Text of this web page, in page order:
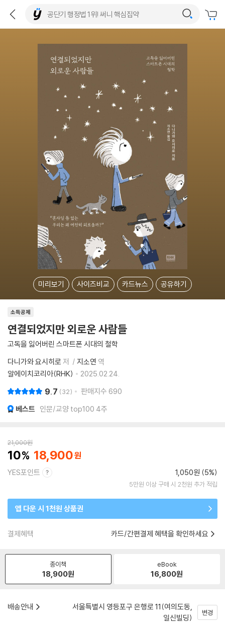
미리보기 사이즈비교 카드뉴스 공유하기
소득공제
연결되었지만 외로운 사람들
고독을 잃어버린 스마트폰 시대의 철학
다니가와 요시히로 저 지소연 역
알에이치코리아(RHK)
2025.02.24.
9.7 32 판매지수 690
베스트 인문/교양 top100 4주
21,000원
10 18,900
YES포인트 1,050원 (5%)
5만원 이상 구매 시 2천원 추가 적립
앱 다운 시 1천원 상품권
결제혜택 카드/간편결제 혜택을 확인하세요
종이책
18,900원
eBook
16,800원
배송안내
서울특별시 영등포구 은행로 11(여의도동,
일신빌딩)
변경